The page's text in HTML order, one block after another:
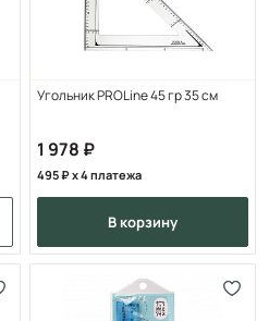
Угольник PROLine 45 гр 35 см
1 978
495 x 4 платежа
в корзину